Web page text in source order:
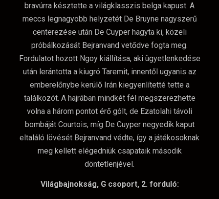
bravúrra késztette a világklasszis belga kapust. A
meccs legnagyobb helyzetét De Bruyne nagyszerű
centerezése után De Cuyper hagyta ki, közeli
próbálkozását Bejranvand vetődve fogta meg.
Fordulatot hozott Ngoy kiállítása, aki ügyetlenkedése
után lerántotta a kiugró Taremit, innentől ugyanis az
emberelőnybe kerülő Irán kiegyenlítetté tette a
találkozót. A hajrában mindkét fél megszerezhette
volna a három pontot érő gólt, de Ezatolahi távoli
bombáját Courtois, míg De Cuyper negyedik kaput
eltaláló lövését Bejranvand védte, így a játékosoknak
meg kellett elégedniük csapataik második
döntetlenjével.
Világbajnokság, G csoport, 2. forduló: